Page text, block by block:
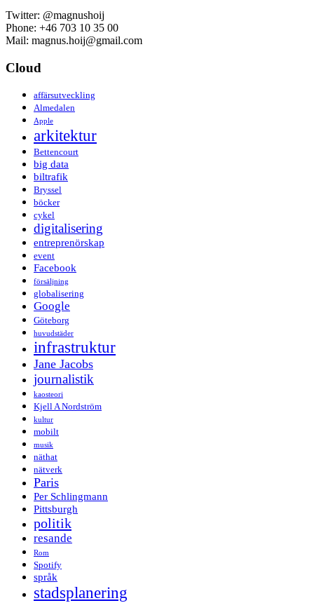
Twitter: @magnushoij
Phone: +46 703 10 35 00
Mail: magnus.hoij@gmail.com
Cloud
affärsutveckling
Almedalen
Apple
arkitektur
Bettencourt
big data
biltrafik
Bryssel
böcker
cykel
digitalisering
entreprenörskap
event
Facebook
försäljning
globalisering
Google
Göteborg
huvudstäder
infrastruktur
Jane Jacobs
journalistik
kaosteori
Kjell A Nordström
kultur
mobilt
musik
näthat
nätverk
Paris
Per Schlingmann
Pittsburgh
politik
resande
Rom
Spotify
språk
stadsplanering